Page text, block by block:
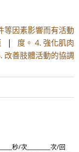
等因素影響而有活動
| 度。 4. 強化肌肉
改善肢體活動的協調
秒/次________次/回